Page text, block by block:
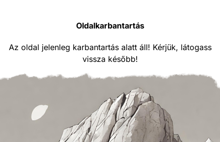
Oldalkarbantartás
Az oldal jelenleg karbantartás alatt áll! Kérjük, látogass
vissza később!